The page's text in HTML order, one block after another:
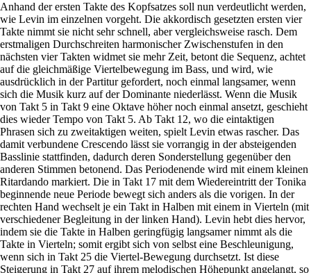
Anhand der ersten Takte des Kopfsatzes soll nun verdeutlicht werden,
wie Levin im einzelnen vorgeht. Die akkordisch gesetzten ersten vier
Takte nimmt sie nicht sehr schnell, aber vergleichsweise rasch. Dem
erstmaligen Durchschreiten harmonischer Zwischenstufen in den
nächsten vier Takten widmet sie mehr Zeit, betont die Sequenz, achtet
auf die gleichmäßige Viertelbewegung im Bass, und wird, wie
ausdrücklich in der Partitur gefordert, noch einmal langsamer, wenn
sich die Musik kurz auf der Dominante niederlässt. Wenn die Musik
von Takt 5 in Takt 9 eine Oktave höher noch einmal ansetzt, geschieht
dies wieder Tempo von Takt 5. Ab Takt 12, wo die eintaktigen
Phrasen sich zu zweitaktigen weiten, spielt Levin etwas rascher. Das
damit verbundene Crescendo lässt sie vorrangig in der absteigenden
Basslinie stattfinden, dadurch deren Sonderstellung gegenüber den
anderen Stimmen betonend. Das Periodenende wird mit einem kleinen
Ritardando markiert. Die in Takt 17 mit dem Wiedereintritt der Tonika
beginnende neue Periode bewegt sich anders als die vorigen. In der
rechten Hand wechselt je ein Takt in Halben mit einem in Vierteln (mit
verschiedener Begleitung in der linken Hand). Levin hebt dies hervor,
indem sie die Takte in Halben geringfügig langsamer nimmt als die
Takte in Vierteln; somit ergibt sich von selbst eine Beschleunigung,
wenn sich in Takt 25 die Viertel-Bewegung durchsetzt. Ist diese
Steigerung in Takt 27 auf ihrem melodischen Höhepunkt angelangt, so